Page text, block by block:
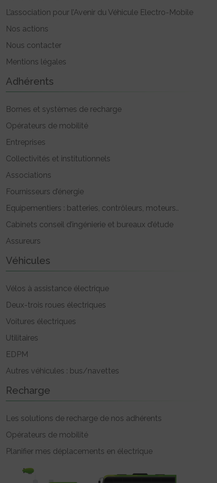
L’association pour l’Avenir du Véhicule Electro-Mobile
Nos actions
Nous contacter
Mentions légales
Adhérents
Bornes et systèmes de recharge
Opérateurs de mobilité
Entreprises
Collectivités et institutionnels
Associations
Fournisseurs d’énergie
Equipementiers : batteries, contrôleurs, moteurs..
Cabinets conseil d’ingénierie et bureaux d’étude
Assureurs
Véhicules
Vélos à assistance électrique
Deux-trois roues électriques
Voitures électriques
Utilitaires
EDPM
Autres véhicules : bus/navettes
Recharge
Les solutions de recharge de nos adhérents
Opérateurs de mobilité
Planifier mes déplacements en électrique